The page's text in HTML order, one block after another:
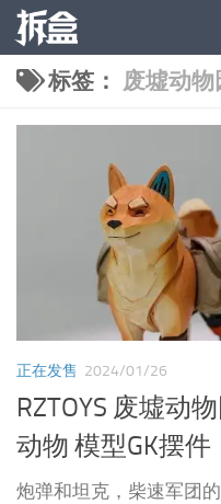
跳至内容
标签： 废墟动物
正在发售 2024/01/26
RZTOYS 废墟动
动物 模型GK摆件
炮弹和坦克，柴速军团